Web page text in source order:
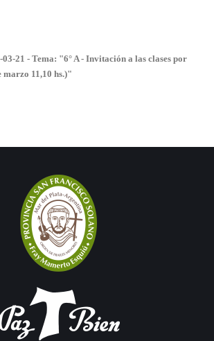
21 - Tema: "6° A - Invitación a las clases por
marzo 11,10 hs.)"